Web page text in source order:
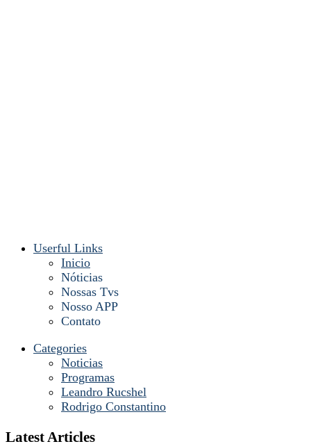
Userful Links
Inicio
Nóticias
Nossas Tvs
Nosso APP
Contato
Categories
Noticias
Programas
Leandro Rucshel
Rodrigo Constantino
Latest Articles